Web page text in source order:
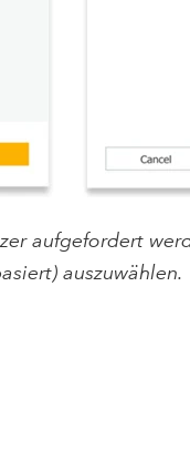
aufgefordert
auszuwählen.